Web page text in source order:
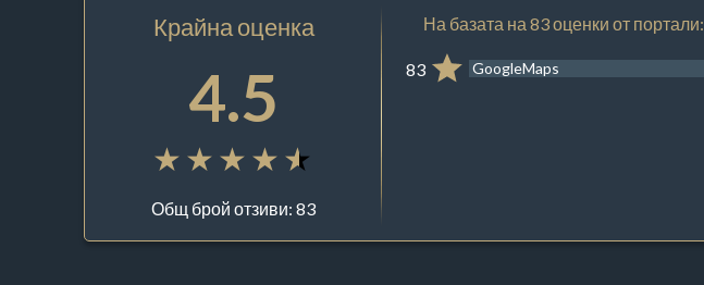
Крайна оценка
4.5
Общ брой отзиви: 83
На базата на 83 оценки от портали:
83 GoogleMaps